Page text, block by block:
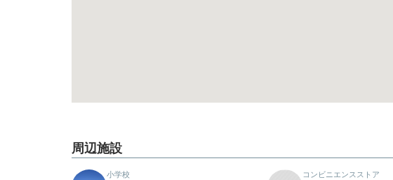
周辺施設
小学校 コンビニエンスストア